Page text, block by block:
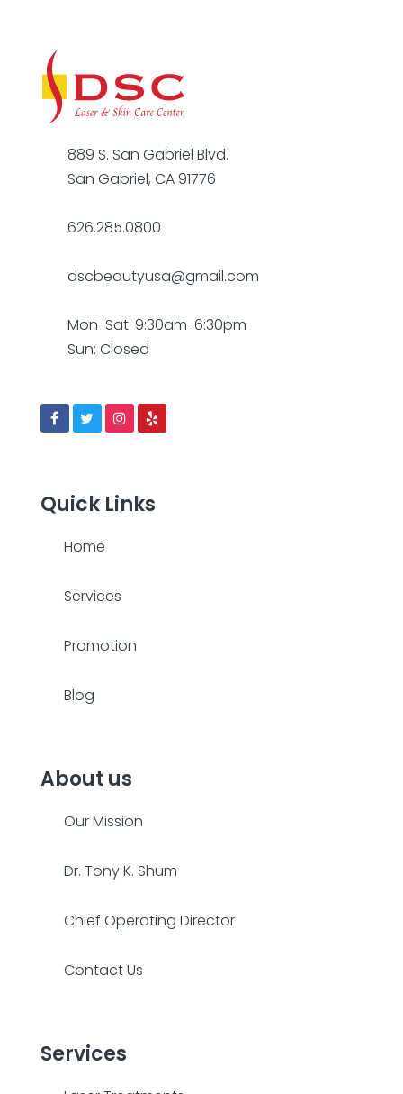
889 S. San Gabriel Blvd.
San Gabriel, CA 91776
626.285.0800
dscbeautyusa@gmail.com
Mon-Sat: 9:30am-6:30pm
Sun: Closed
Quick Links
Home
Services
Promotion
Blog
About us
Our Mission
Dr. Tony K. Shum
Chief Operating Director
Contact Us
Services